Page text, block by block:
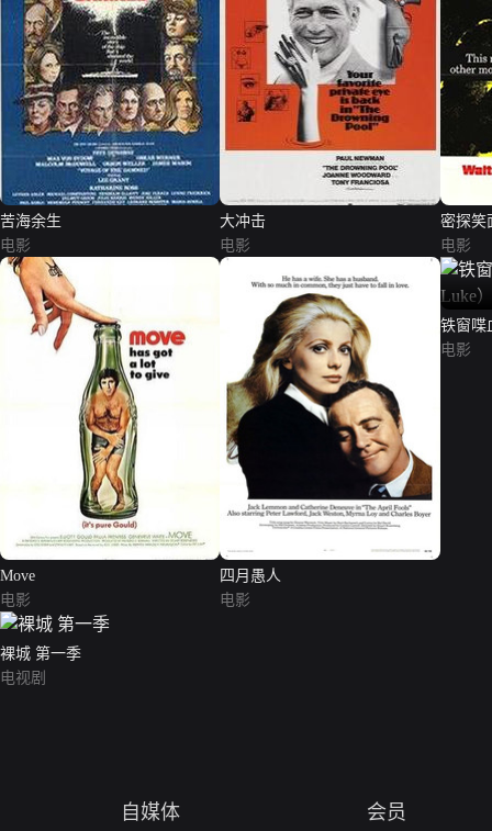
苦海余生
电影
大冲击
电影
密探笑
电影
Move
电影
四月愚人
电影
铁窗喋
电影
裸城 第一季
电视剧
自媒体 会员